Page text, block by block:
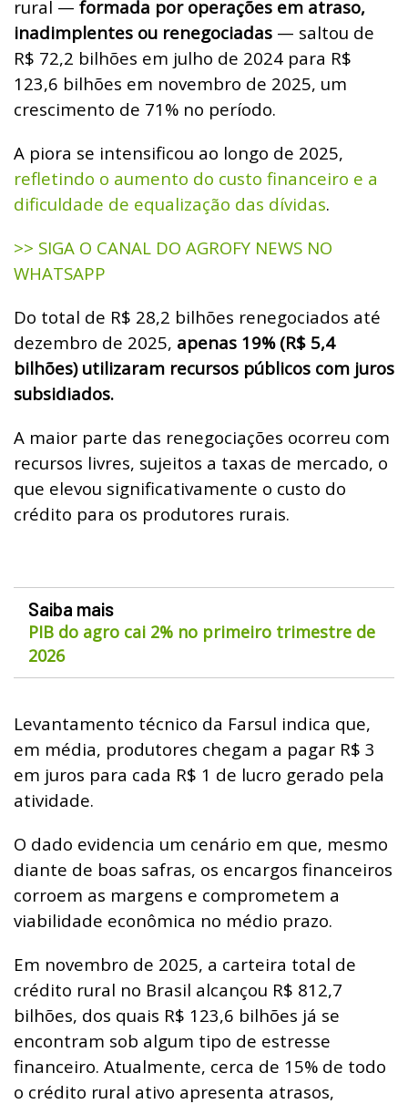
rural — formada por operações em atraso,
inadimplentes ou renegociadas — saltou de
R$ 72,2 bilhões em julho de 2024 para R$
123,6 bilhões em novembro de 2025, um
crescimento de 71% no período.
A piora se intensificou ao longo de 2025,
refletindo o aumento do custo financeiro e a
dificuldade de equalização das dívidas.
>> SIGA O CANAL DO AGROFY NEWS NO
WHATSAPP
Do total de R$ 28,2 bilhões renegociados até
dezembro de 2025, apenas 19% (R$ 5,4
bilhões) utilizaram recursos públicos com juros
subsidiados.
A maior parte das renegociações ocorreu com
recursos livres, sujeitos a taxas de mercado, o
que elevou significativamente o custo do
crédito para os produtores rurais.
Saiba mais
PIB do agro cai 2% no primeiro trimestre de
2026
Levantamento técnico da Farsul indica que,
em média, produtores chegam a pagar R$ 3
em juros para cada R$ 1 de lucro gerado pela
atividade.
O dado evidencia um cenário em que, mesmo
diante de boas safras, os encargos financeiros
corroem as margens e comprometem a
viabilidade econômica no médio prazo.
Em novembro de 2025, a carteira total de
crédito rural no Brasil alcançou R$ 812,7
bilhões, dos quais R$ 123,6 bilhões já se
encontram sob algum tipo de estresse
financeiro. Atualmente, cerca de 15% de todo
o crédito rural ativo apresenta atrasos,